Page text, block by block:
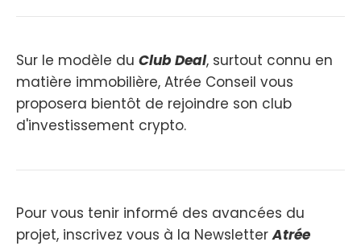
Sur le modèle du Club Deal, surtout connu en
matière immobilière, Atrée Conseil vous
proposera bientôt de rejoindre son club
d'investissement crypto.
Pour vous tenir informé des avancées du
projet, inscrivez vous à la NewsletterAtrée